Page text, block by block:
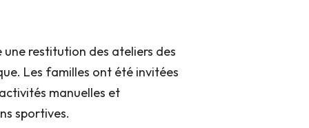
une restitution des ateliers des
Les familles ont été invitées
manuelles et
sportives.